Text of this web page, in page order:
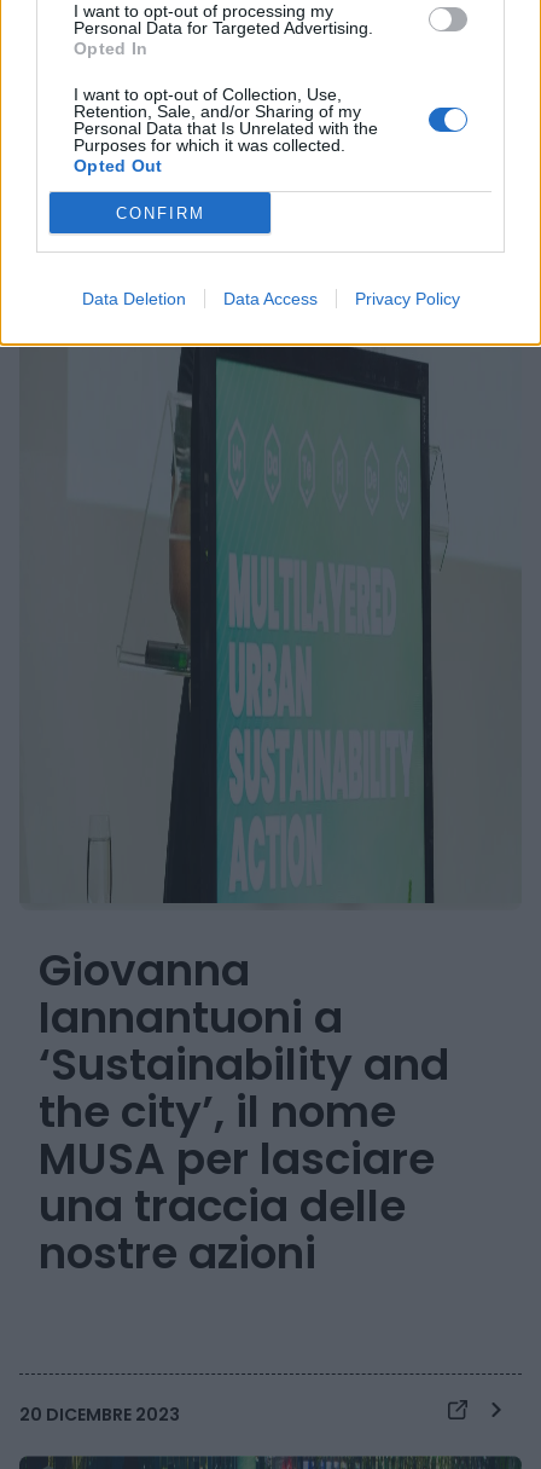
I want to opt-out of processing my
Personal Data for Targeted Advertising.
Opted In
I want to opt-out of Collection, Use,
Retention, Sale, and/or Sharing of my
Personal Data that Is Unrelated with the
Purposes for which it was collected.
Opted Out
CONFIRM
Data Deletion Data Access Privacy Policy
Giovanna
Iannantuoni a
‘Sustainability and
the city’, il nome
MUSA per lasciare
una traccia delle
nostre azioni
20 DICEMBRE 2023